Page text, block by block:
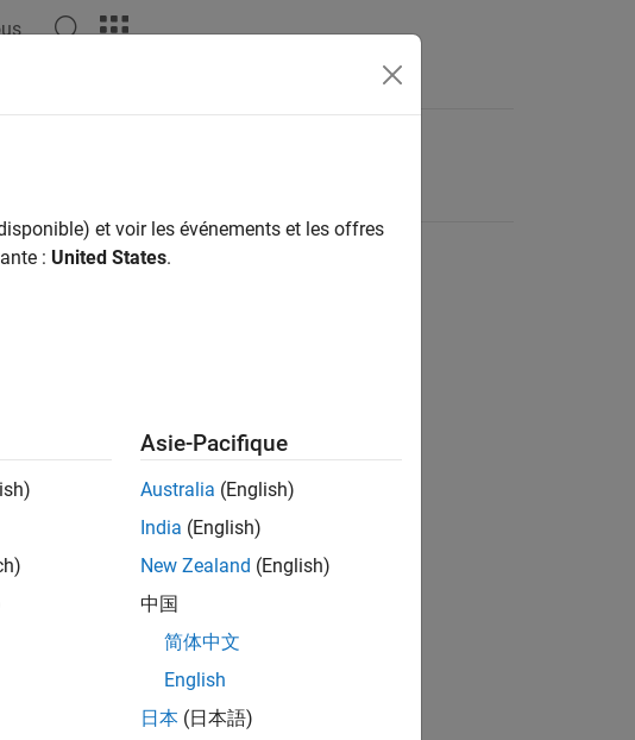
et voir les événements et les offres
: United States.
Asie-Pacifique
Australia (English)
India (English)
New Zealand (English)
中国
简体中文
English
日本 (日本語)